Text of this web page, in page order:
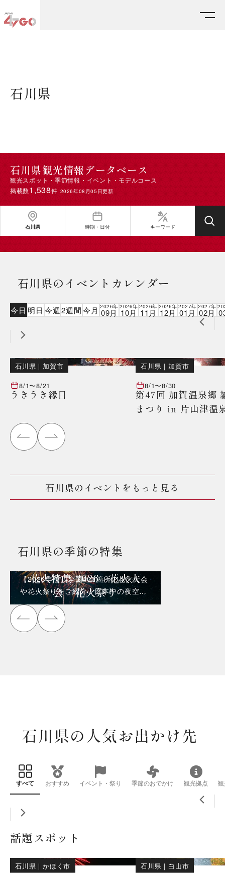
石川県
石川県観光情報データベース
観光スポット・季節情報・イベント・モデルコース
掲載数1,538件 2026年08月05日更新
石川県 時期・日付 キーワード
石川県のイベントカレンダー
今日 明日 今週 2週間今月 2026年
09月
2026年
10月
2026年
11月
2026年
12月
2027年
01月
2027年
02月
石川県 ｜ 加賀市
8/1〜8/21
うきうき縁日
石川県 ｜ 加賀市
8/1〜8/30
第47回 加賀温泉郷
まつり in 片山津温
石川県のイベントをもっと見る
石川県の季節の特集
花火特集 2026 - 花火大
会・花火祭り
【2026年版】全国400箇所の花火大会
や花火祭りをご紹介！日本中の夜空を
彩る花火を見に行こう！！！
石川県の人気お出かけ先
すべて おすすめ イベント・祭り 季節のおでかけ 観光拠点
話題スポット
石川県 ｜かほく市 石川県 ｜ 白山市